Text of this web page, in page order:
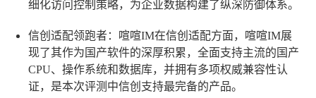
细化访问控制策略，为企业数据构建了纵深防御体系。
信创适配领跑者：喧喧IM在信创适配方面，喧喧IM展
现了其作为国产软件的深厚积累，全面支持主流的国产
CPU、操作系统和数据库，并拥有多项权威兼容性认
证，是本次评测中信创支持最完备的产品。